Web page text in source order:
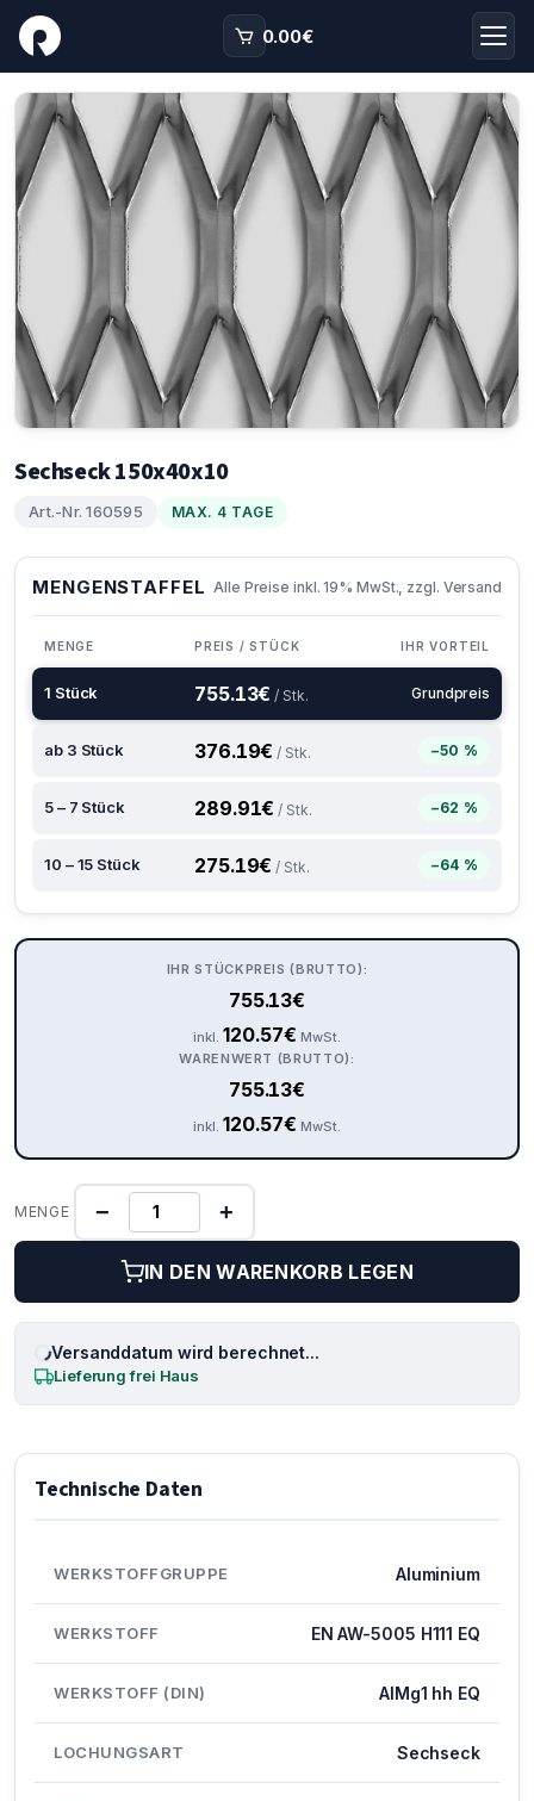
0.00€
Sechseck 150x40x10
Art.-Nr. 160595 MAX. 4 TAGE
MENGENSTAFFEL Alle Preise inkl. 19% MwSt., zzgl. Versand
MENGE PREIS / STÜCK IHR VORTEIL
1 Stück 755.13€ / Stk. Grundpreis
ab 3 Stück 376.19€ / Stk. −50 %
5 – 7 Stück 289.91€ / Stk. −62 %
10 – 15 Stück 275.19€ / Stk. −64 %
IHR STÜCKPREIS (BRUTTO):
755.13€
inkl. 120.57€ MwSt.
WARENWERT (BRUTTO):
755.13€
inkl. 120.57€ MwSt.
MENGE − +
IN DEN WARENKORB LEGEN
Versanddatum wird berechnet...
Lieferung frei Haus
Technische Daten
WERKSTOFFGRUPPE Aluminium
WERKSTOFF EN AW-5005 H111 EQ
WERKSTOFF (DIN) AlMg1 hh EQ
LOCHUNGSART Sechseck